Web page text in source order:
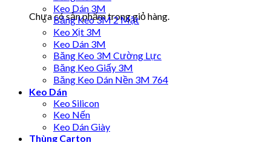
Chưa có sản phẩm trong giỏ hàng.
Keo Dán 3M
Băng Keo 3M 2 Mặt
Keo Xịt 3M
Keo Dán 3M
Băng Keo 3M Cường Lực
Băng Keo Giấy 3M
Băng Keo Dán Nền 3M 764
Keo Dán
Keo Silicon
Keo Nến
Keo Dán Giày
Thùng Carton